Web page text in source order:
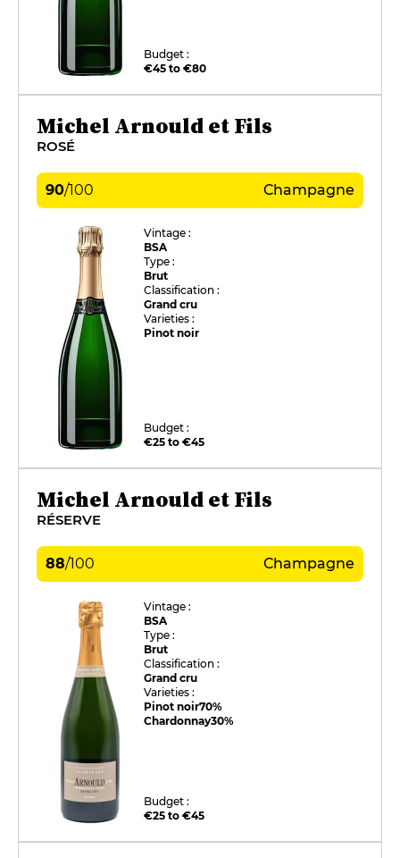
Budget :
€45 to €80
Michel Arnould et Fils
ROSÉ
90/100 Champagne
Vintage :
BSA
Type :
Brut
Classification :
Grand cru
Varieties :
Pinot noir
Budget :
€25 to €45
Michel Arnould et Fils
RÉSERVE
88/100 Champagne
Vintage :
BSA
Type :
Brut
Classification :
Grand cru
Varieties :
Pinot noir70%
Chardonnay30%
Budget :
€25 to €45